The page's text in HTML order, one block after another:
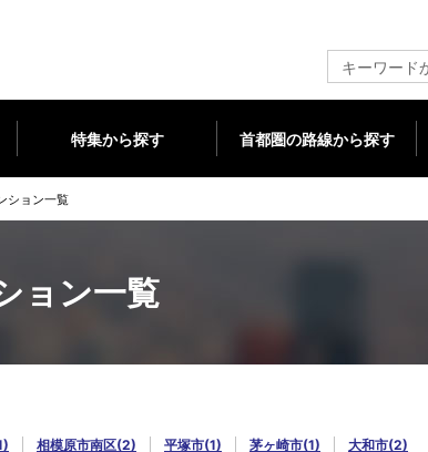
特集から探す 首都圏の路線から探す
ション一覧
ョン一覧
相模原市南区(2) 平塚市(1) 茅ヶ崎市(1) 大和市(2)